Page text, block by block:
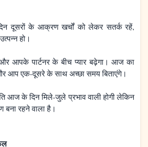
दूसरों के आक्रण खर्चों को लेकर सतर्क रहें,
हो।
आपके पार्टनर के बीच प्यार बढ़ेगा। आज का
और आप एक-दूसरे के साथ अच्छा समय बिताएंगे।
आज के दिन मिले-जुले प्रभाव वाली होगी लेकिन
रहने वाला है।